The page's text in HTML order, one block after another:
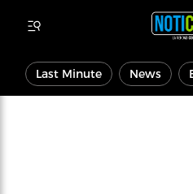
Last Minute News